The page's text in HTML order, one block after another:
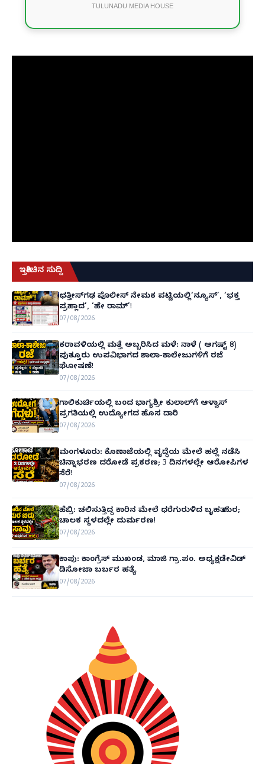
TULUNADU MEDIA HOUSE
ಇತ್ತೀಚಿನ ಸುದ್ದಿ
ಛತ್ತೀಸ್‌ಗಢ ಪೊಲೀಸ್ ನೇಮಕ ಪಟ್ಟಿಯಲ್ಲಿ‘ನ್ಯೂಸ್’, ‘ಭಕ್ತ
ಪ್ರಹ್ಲಾದ’, ‘ಹೇ ರಾಮ್’!
07/08/2026
ಕರಾವಳಿಯಲ್ಲಿ ಮತ್ತೆ ಅಬ್ಬರಿಸಿದ ಮಳೆ: ನಾಳೆ ( ಆಗಷ್ಟ್ 8)
ಪುತ್ತೂರು ಉಪವಿಭಾಗದ ಶಾಲಾ-ಕಾಲೇಜುಗಳಿಗೆ ರಜೆ
ಘೋಷಣೆ!
07/08/2026
ಗಾಲಿಕುರ್ಚಿಯಲ್ಲಿ ಬಂದ ಭಾಗ್ಯಶ್ರೀ ಕುಲಾಲ್‌ಗೆ ಆಳ್ವಾಸ್
ಪ್ರಗತಿಯಲ್ಲಿ ಉದ್ಯೋಗದ ಹೊಸ ದಾರಿ
07/08/2026
ಮಂಗಳೂರು: ಕೊಣಾಜೆಯಲ್ಲಿ ವೃದ್ಧೆಯ ಮೇಲೆ ಹಲ್ಲೆ ನಡೆಸಿ
ಚಿನ್ನಾಭರಣ ದರೋಡೆ ಪ್ರಕರಣ; 3 ದಿನಗಳಲ್ಲೇ ಆರೋಪಿಗಳ
ಸೆರೆ!
07/08/2026
ಹೆಬ್ರಿ: ಚಲಿಸುತ್ತಿದ್ದ ಕಾರಿನ ಮೇಲೆ ಧರೆಗುರುಳಿದ ಬೃಹತ್ ಮರ;
ಚಾಲಕ ಸ್ಥಳದಲ್ಲೇ ದುರ್ಮರಣ!
07/08/2026
ಕಾಪು: ಕಾಂಗ್ರೆಸ್ ಮುಖಂಡ, ಮಾಜಿ ಗ್ರಾ.ಪಂ. ಅಧ್ಯಕ್ಷಡೇವಿಡ್
ಡಿಸೋಜಾ ಬರ್ಬರ ಹತ್ಯೆ
07/08/2026